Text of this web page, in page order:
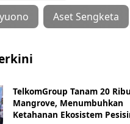
Aset Sengketa
TelkomGroup Tanam 20 Ribu
Mangrove, Menumbuhkan
Ketahanan Ekosistem